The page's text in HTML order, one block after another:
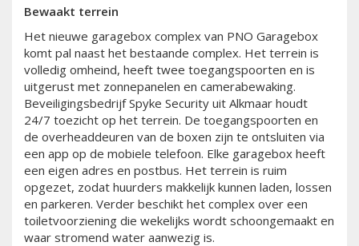
Bewaakt terrein
Het nieuwe garagebox complex van PNO Garagebox
komt pal naast het bestaande complex. Het terrein is
volledig omheind, heeft twee toegangspoorten en is
uitgerust met zonnepanelen en camerabewaking.
Beveiligingsbedrijf Spyke Security uit Alkmaar houdt
24/7 toezicht op het terrein. De toegangspoorten en
de overheaddeuren van de boxen zijn te ontsluiten via
een app op de mobiele telefoon. Elke garagebox heeft
een eigen adres en postbus. Het terrein is ruim
opgezet, zodat huurders makkelijk kunnen laden, lossen
en parkeren. Verder beschikt het complex over een
toiletvoorziening die wekelijks wordt schoongemaakt en
waar stromend water aanwezig is.